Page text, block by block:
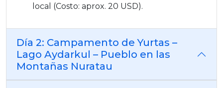
local (Costo: aprox. 20 USD).
Día 2: Campamento de Yurtas –
Lago Aydarkul – Pueblo en las
Montañas Nuratau